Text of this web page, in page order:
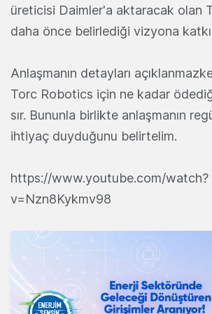
üreticisi Daimler'a aktaracak olan
daha önce belirlediği vizyona
Anlaşmanın detayları
Torc Robotics için ne kadar
sır. Bununla birlikte anlaşmanın
ihtiyaç duyduğunu belirtelim.
https://www.youtube.com/watch?
v=Nzn8Kykmv98